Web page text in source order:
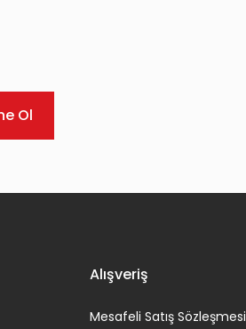
Ol
Alışveriş
Mesafeli Satış Sözleşmesi